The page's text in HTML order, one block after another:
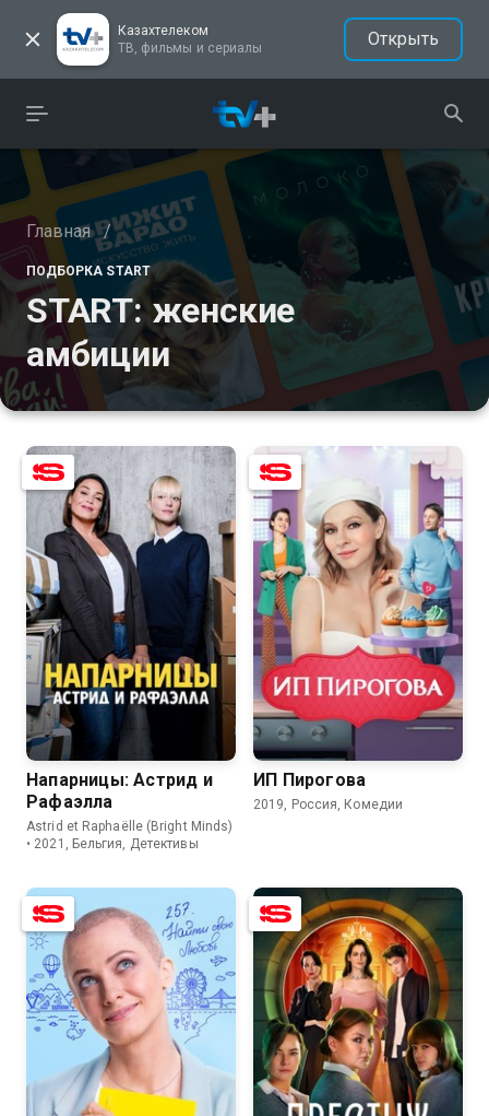
Казахтелеком
ТВ, фильмы и сериалы
Открыть
Главная /
ПОДБОРКА START
START: женские
амбиции
8.5 8.2
Напарницы: Астрид и
Рафаэлла
Astrid et Raphaëlle (Bright Minds)
• 2021, Бельгия, Детективы
7.8 6.5
ИП Пирогова
2019, Россия, Комедии